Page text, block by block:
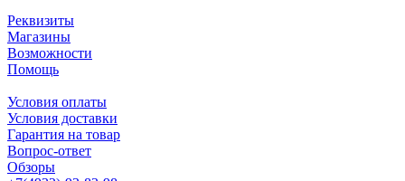
Реквизиты
Магазины
Возможности
Помощь
Условия оплаты
Условия доставки
Гарантия на товар
Вопрос-ответ
Обзоры